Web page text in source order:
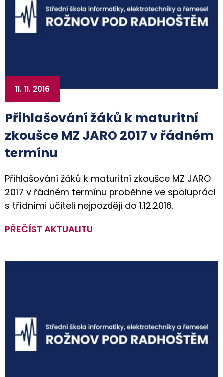
Přihlašování žáků k maturitní
zkoušce MZ JARO 2017 v řádném
termínu
11. 11. 2016
Přihlašování žáků k maturitní zkoušce MZ JARO
2017 v řádném termínu proběhne ve spolupráci
s třídními učiteli nejpozději do 1.12.2016.
PŘEČÍST AKTUALITU